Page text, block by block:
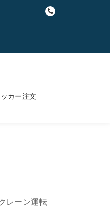
fa-
カー注文
レーン運転